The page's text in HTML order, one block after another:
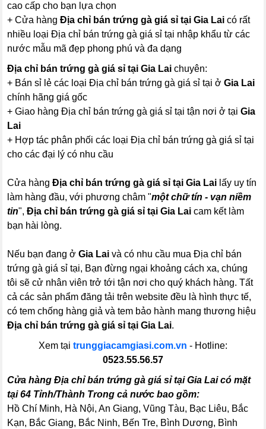
cao cấp cho bạn lựa chọn
+ Cửa hàngĐịa chỉ bán trứng gà giá sỉ tại Gia Lai có rất
nhiều loại Địa chỉ bán trứng gà giá sỉ tại nhập khẩu từ các
nước mẫu mã đẹp phong phú và đa dạng
Địa chỉ bán trứng gà giá sỉ tại Gia Laichuyên:
+ Bán sỉ lẻ các loại Địa chỉ bán trứng gà giá sỉ tại ởGia Lai
chính hãng giá gốc
+ Giao hàng Địa chỉ bán trứng gà giá sỉ tại tận nơi ở tạiGia
Lai
+ Hợp tác phân phối các loại Địa chỉ bán trứng gà giá sỉ tại
cho các đại lý có nhu cầu
Cửa hàngĐịa chỉ bán trứng gà giá sỉ tại Gia Lai lấy uy tín
làm hàng đầu, với phương châm "một chữ tín - vạn niềm
tin",Địa chỉ bán trứng gà giá sỉ tại Gia Lai cam kết làm
bạn hài lòng.
Nếu bạn đang ởGia Lai và có nhu cầu mua Địa chỉ bán
trứng gà giá sỉ tại, Bạn đừng ngại khoảng cách xa, chúng
tôi sẽ cử nhân viên trở tới tận nơi cho quý khách hàng. Tất
cả các sản phẩm đăng tải trên website đều là hình thực tế,
có tem chống hàng giả và tem bảo hành mang thương hiệu
Địa chỉ bán trứng gà giá sỉ tại Gia Lai.
Xem tại trunggiacamgiasi.com.vn - Hotline:
0523.55.56.57
Cửa hàng Địa chỉ bán trứng gà giá sỉ tại Gia Lai có mặt
tại 64 Tỉnh/Thành Trong cả nước bao gồm:
Hồ Chí Minh, Hà Nội, An Giang, Vũng Tàu, Bạc Liêu, Bắc
Kạn, Bắc Giang, Bắc Ninh, Bến Tre, Bình Dương, Bình